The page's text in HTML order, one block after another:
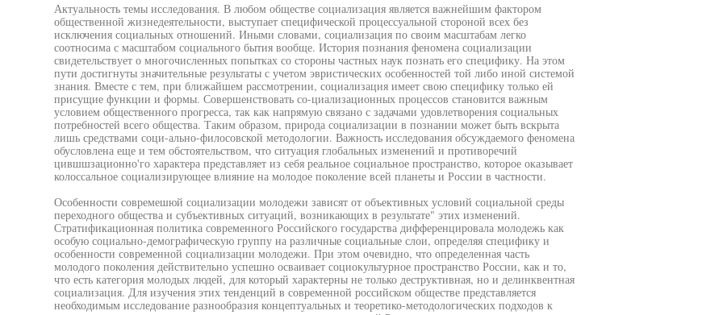
Актуальность темы исследования. В любом обществе социализация является важнейшим фактором
общественной жизнедеятельности, выступает специфической процессуальной стороной всех без
исключения социальных отношений. Иными словами, социализация по своим масштабам легко
соотносима с масштабом социального бытия вообще. История познания феномена социализации
свидетельствует о многочисленных попытках со стороны частных наук познать его специфику. На этом
пути достигнуты значительные результаты с учетом эвристических особенностей той либо иной системой
знания. Вместе с тем, при ближайшем рассмотрении, социализация имеет свою специфику только ей
присущие функции и формы. Совершенствовать со-циализационных процессов становится важным
условием общественного прогресса, так как напрямую связано с задачами удовлетворения социальных
потребностей всего общества. Таким образом, природа социализации в познании может быть вскрыта
лишь средствами соци-ально-филосовской методологии. Важность исследования обсуждаемого феномена
обусловлена еще и тем обстоятельством, что ситуация глобальных изменений и противоречий
цившшзационно'го характера представляет из себя реальное социальное пространство, которое оказывает
колоссальное социализирующее влияние на молодое поколение всей планеты и России в частности.
Особенности совремешюй социализации молодежи зависят от объективных условий социальной среды
переходного общества и субъективных ситуаций, возникающих в результате" этих изменений.
Стратификационная политика современного Российского государства дифференцировала молодежь как
особую социально-демографическую группу на различные социальные слои, определяя специфику и
особенности современной социализации молодежи. При этом очевидно, что определенная часть
молодого поколения действительно успешно осваивает социокультурное пространство России, как и то,
что есть категория молодых людей, для который характерны не только деструктивная, но и делинквентная
социализация. Для изучения этих тенденций в современной российском обществе представляется
необходимым исследование разнообразия концептуальных и теоретико-методологических подходов к